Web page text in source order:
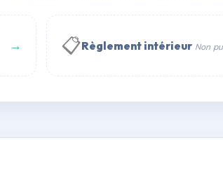
WhatsApp
→ 📋Règlement intérieur Non
AG5645676 🇫🇷